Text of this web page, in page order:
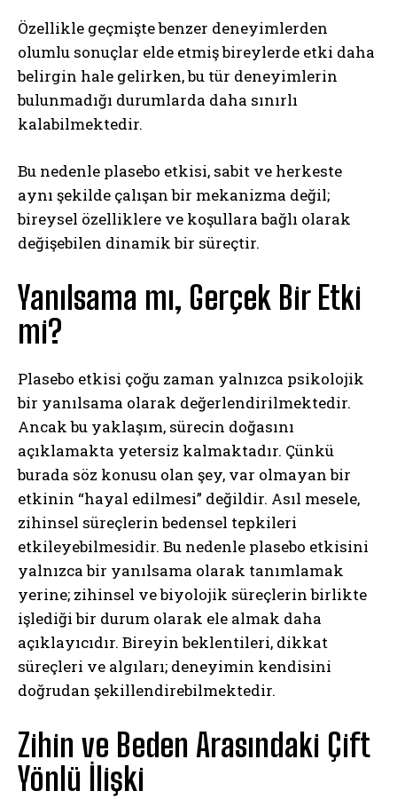
Özellikle geçmişte benzer deneyimlerden
olumlu sonuçlar elde etmiş bireylerde etki daha
belirgin hale gelirken, bu tür deneyimlerin
bulunmadığı durumlarda daha sınırlı
kalabilmektedir.
Bu nedenle plasebo etkisi, sabit ve herkeste
aynı şekilde çalışan bir mekanizma değil;
bireysel özelliklere ve koşullara bağlı olarak
değişebilen dinamik bir süreçtir.
Yanılsama mı, Gerçek Bir Etki
mi?
Plasebo etkisi çoğu zaman yalnızca psikolojik
bir yanılsama olarak değerlendirilmektedir.
Ancak bu yaklaşım, sürecin doğasını
açıklamakta yetersiz kalmaktadır. Çünkü
burada söz konusu olan şey, var olmayan bir
etkinin “hayal edilmesi” değildir. Asıl mesele,
zihinsel süreçlerin bedensel tepkileri
etkileyebilmesidir. Bu nedenle plasebo etkisini
yalnızca bir yanılsama olarak tanımlamak
yerine; zihinsel ve biyolojik süreçlerin birlikte
işlediği bir durum olarak ele almak daha
açıklayıcıdır. Bireyin beklentileri, dikkat
süreçleri ve algıları; deneyimin kendisini
doğrudan şekillendirebilmektedir.
Zihin ve Beden Arasındaki Çift
Yönlü İlişki